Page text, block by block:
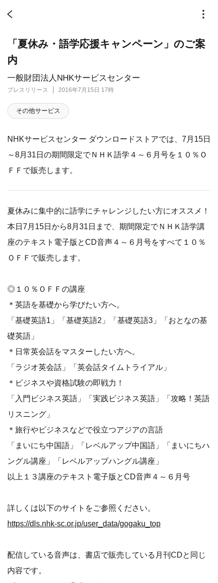
一般財団法人NHKサービスセンター
プレスリリース 2016年7月15日 17時
「夏休み・語学応援キャンペーン」のご案
内
その他サービス
NHKサービスセンター ダウンロードストアでは、7月15日
～8月31日の期間限定でＮＨＫ語学４～６月号を１０％Ｏ
ＦＦで販売します。
夏休みに集中的に語学にチャレンジしたい方にオススメ！
本日7月15日から8月31日まで、期間限定でＮＨＫ語学講
座のテキスト電子版とCD音声４～６月号をすべて１０％
ＯＦＦで販売します。
◎１０％ＯＦＦの講座
＊英語を基礎から学びたい方へ。
「基礎英語1」「基礎英語2」「基礎英語3」「おとなの基
礎英語」
＊日常英会話をマスターしたい方へ。
「ラジオ英会話」「英会話タイムトライアル」
＊ビジネスや資格試験の即戦力！
「入門ビジネス英語」「実践ビジネス英語」「攻略！英語
リスニング」
＊旅行やビジネスなどで役立つアジアの言語
「まいにち中国語」「レベルアップ中国語」「まいにちハ
ングル講座」「レベルアップハングル講座」
以上１３講座のテキスト電子版とCD音声４～６月号
詳しくは以下のサイトをご参照ください。
https://dls.nhk-sc.or.jp/user_data/gogaku_top
配信している音声は、書店で販売している月刊CDと同じ
内容です。